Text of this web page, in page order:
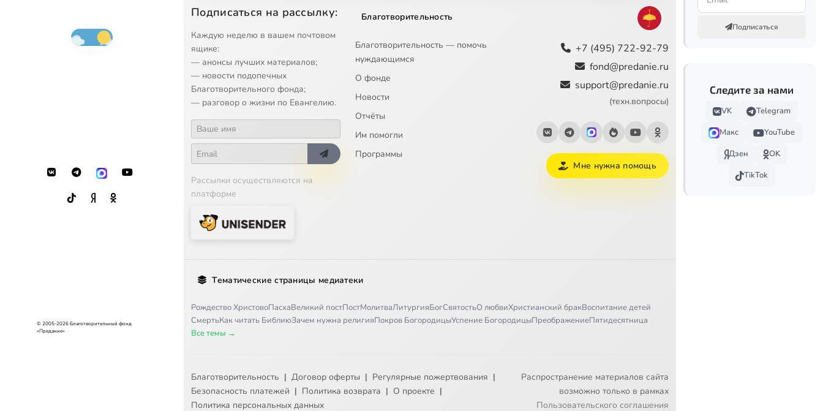
© 2005-2026 Благотворительный фонд
«Предание»
Подписаться на рассылку:
Каждую неделю в вашем почтовом
ящике:
— анонсы лучших материалов;
— новости подопечных
Благотворительного фонда;
— разговор о жизни по Евангелию.
Рассылки осуществляются на
платформе
Благотворительность
Благотворительность — помочь
нуждающимся
О фонде
Новости
Отчёты
Им помогли
Программы
+7 (495) 722-92-79
fond@predanie.ru
support@predanie.ru
(техн.вопросы)
Мне нужна помощь
Тематические страницы медиатеки
Рождество ХристовоПасхаВеликий постПостМолитваЛитургияБогСвятостьО любвиХристианский бракВоспитание детей
СмертьКак читать БиблиюЗачем нужна религияПокров БогородицыУспение БогородицыПреображениеПятидесятница
Все темы →
Благотворительность | Договор оферты | Регулярные пожертвования |
Безопасность платежей | Политика возврата | О проекте |
Политика персональных данных
Распространение материалов сайта
возможно только в рамках
Пользовательского соглашения
Подписаться
Следите за нами
VK
Telegram
Макс
YouTube
Дзен
OK
TikTok